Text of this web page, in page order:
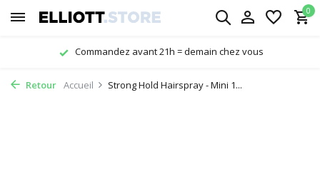
0
Commandez avant 21h = demain chez vous
Retour Accueil Strong Hold Hairspray - Mini 1...